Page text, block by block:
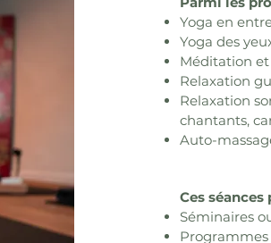
Yoga en
Yoga des
Méditation
Relaxation
Relaxation
chantants,
Auto-
Ces
Séminaires